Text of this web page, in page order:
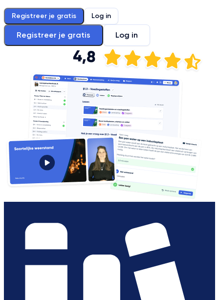
Registreer je gratis Log in
Registreer je gratis Log in